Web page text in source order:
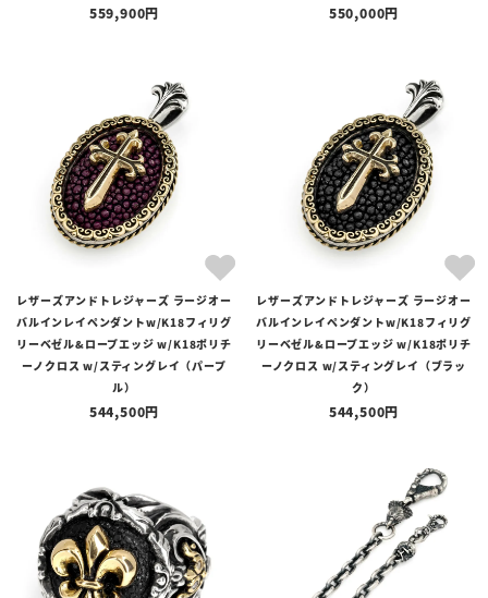
559,900 550,000
レザーズアンドトレジャーズ ラージオー
バルインレイペンダントw/K18フィリグ
リーベゼル&ロープエッジ w/K18ポリチ
ーノクロス w/スティングレイ（パープ
ル）
544,500
レザーズアンドトレジャーズ ラージオー
バルインレイペンダントw/K18フィリグ
リーベゼル&ロープエッジ w/K18ポリチ
ーノクロス w/スティングレイ（ブラッ
ク）
544,500